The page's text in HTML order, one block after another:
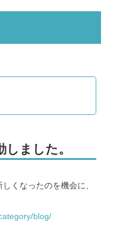
ました。
くなったのを機会に、
blog/